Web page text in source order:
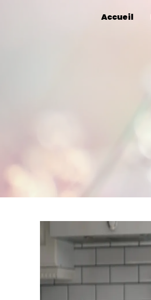
Accueil